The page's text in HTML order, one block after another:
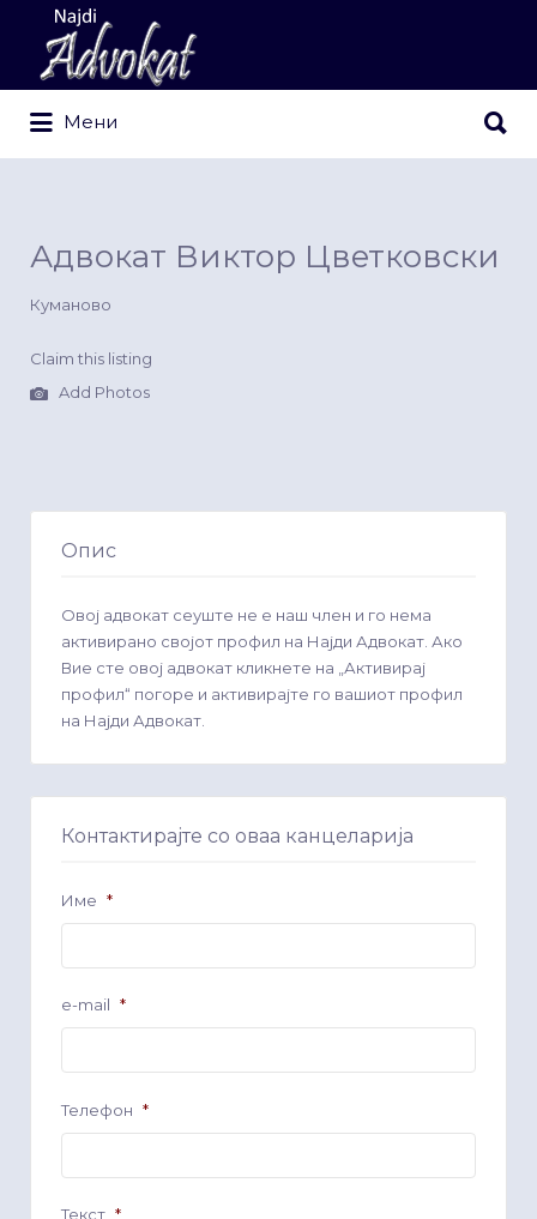
Search
for:
Мени
for:
Адвокат Виктор Цветковски
Куманово
Claim this listing
Add Photos
Опис
Овој адвокат сеуште не е наш член и го нема
активирано својот профил на Најди Адвокат. Ако
Вие сте овој адвокат кликнете на „Активирај
профил“ погоре и активирајте го вашиот профил
на Најди Адвокат.
Контактирајте со оваа канцеларија
Име *
e-mail *
Телефон *
Текст *